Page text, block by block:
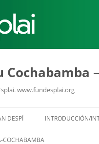
www.fundesplai.org
DESPÍ INTRODUCCIÓN/
COCHABAMBA
SOCIAL I